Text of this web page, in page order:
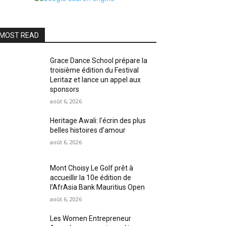
READ
Grace Dance School prépare la
troisième édition du Festival
Leritaz et lance un appel aux
sponsors
août 6, 2026
Heritage Awali: l’écrin des plus
belles histoires d’amour
août 6, 2026
Mont Choisy Le Golf prêt à
accueillir la 10e édition de
l’AfrAsia Bank Mauritius Open
août 6, 2026
Les Women Entrepreneur